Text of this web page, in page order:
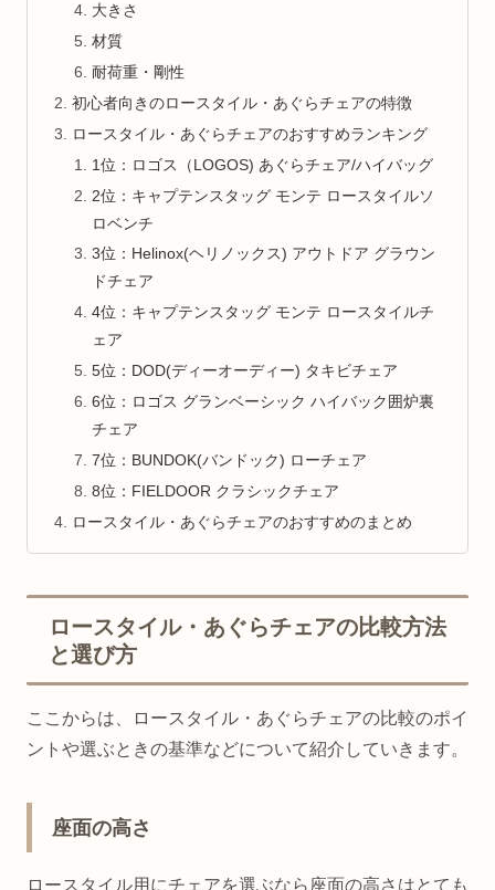
大きさ
材質
耐荷重・剛性
初心者向きのロースタイル・あぐらチェアの特徴
ロースタイル・あぐらチェアのおすすめランキング
1位：ロゴス（LOGOS) あぐらチェア/ハイバッグ
2位：キャプテンスタッグ モンテ ロースタイルソ
ロベンチ
3位：Helinox(ヘリノックス) アウトドア グラウン
ドチェア
4位：キャプテンスタッグ モンテ ロースタイルチ
ェア
5位：DOD(ディーオーディー) タキビチェア
6位：ロゴス グランベーシック ハイバック囲炉裏
チェア
7位：BUNDOK(バンドック) ローチェア
8位：FIELDOOR クラシックチェア
ロースタイル・あぐらチェアのおすすめのまとめ
ロースタイル・あぐらチェアの比較方法
と選び方
ここからは、ロースタイル・あぐらチェアの比較のポイ
ントや選ぶときの基準などについて紹介していきます。
座面の高さ
ロースタイル用にチェアを選ぶなら座面の高さはとても